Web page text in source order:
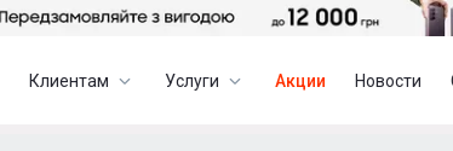
Клиентам Услуги Акции Новости